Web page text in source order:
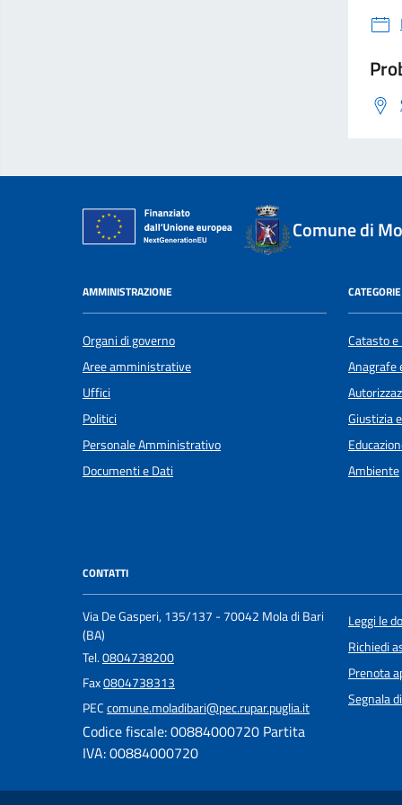
Comune di
AMMINISTRAZIONE
Organi di governo
Aree amministrative
Uffici
Politici
Personale Amministrativo
Documenti e Dati
Catasto
Anagrafe
Giustizia
Ambiente
CONTATTI
Via De Gasperi, 135/137 - 70042 Mola di Bari
(BA)
Tel.0804738200
Fax0804738313
PECcomune.moladibari@pec.rupar.puglia.it
Codice fiscale: 00884000720 Partita
IVA: 00884000720
Leggi le
Richiedi
Prenota
Segnala